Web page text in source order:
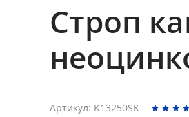
Строп
Артикул: K13250SK